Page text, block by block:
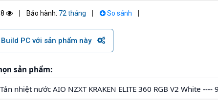
Bảo hành: 72 tháng So sánh
Build PC với sản phẩm này
sản phẩm: